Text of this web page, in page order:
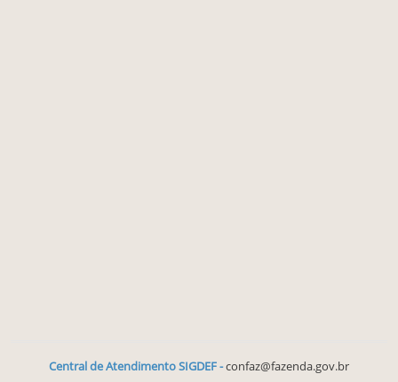
Central de Atendimento SIGDEF -confaz@fazenda.gov.br